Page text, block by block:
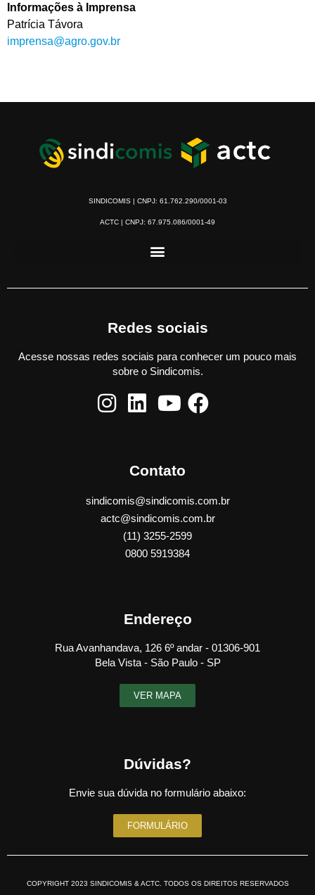
Informações à Imprensa
Patrícia Távora
imprensa@agro.gov.br
SINDICOMIS | CNPJ: 61.762.290/0001-03
ACTC | CNPJ: 67.975.086/0001-49
Redes sociais
Acesse nossas redes sociais para conhecer um pouco mais
sobre o Sindicomis.
Contato
sindicomis@sindicomis.com.br
actc@sindicomis.com.br
(11) 3255-2599
0800 5919384
Endereço
Rua Avanhandava, 126 6º andar - 01306-901
Bela Vista - São Paulo - SP
VER MAPA
Dúvidas?
Envie sua dúvida no formulário abaixo:
FORMULÁRIO
COPYRIGHT 2023 SINDICOMIS & ACTC. TODOS OS DIREITOS RESERVADOS